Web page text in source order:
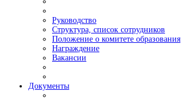
Руководство
Структура, список сотрудников
Положение о комитете образования
Награждение
Вакансии
Документы